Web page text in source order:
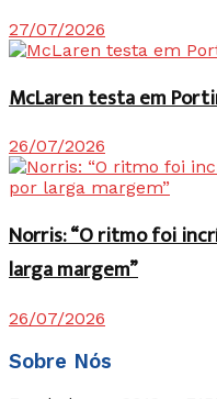
27/07/2026
McLaren testa em
26/07/2026
Norris: “O ritmo foi
larga margem”
26/07/2026
Sobre Nós